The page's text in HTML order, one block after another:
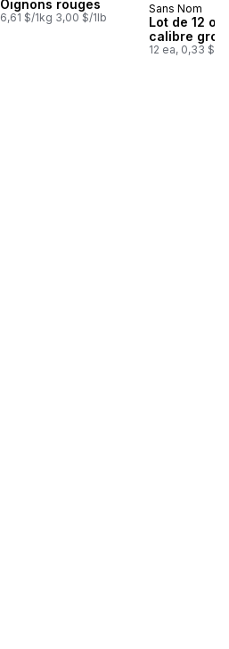
Oignons rouges
6,61 $/1kg 3,00 $/1lb Préparé au
Sans Nom
Lot de 12
calibre gros
12 ea, 0,33 $/